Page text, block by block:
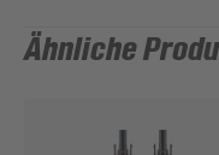
Ähnliche